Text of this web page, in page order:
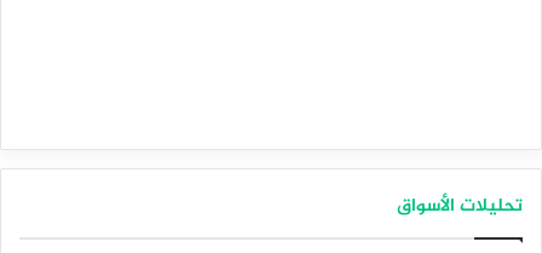
تحليلات الأسواق